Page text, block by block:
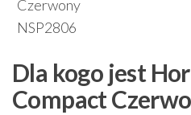
Czerwony
NSP2806
Dla kogo jest
Compact